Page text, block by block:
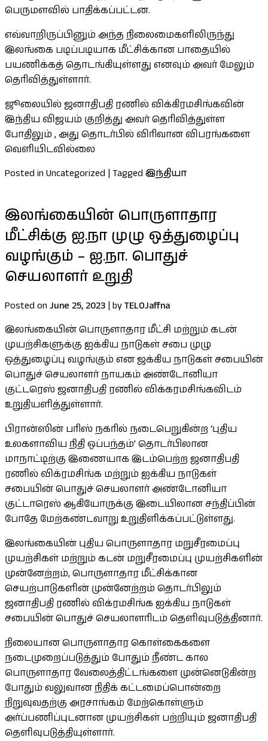
பெருமளவில் பாதிக்கப்பட்டன.
எவ்வாறிருப்பினும் அந்த நிலைமைகளிலிருந்து
இலங்கை படிப்படியாக மீட்சிக்கான பாதையில்
பயணிக்கத் தொடங்கியுள்ளது எனவும் அவர் மேலும்
தெரிவித்துள்ளார்.
ஜூலையில் ஜனாதிபதி ரணில் விக்கிரமசிங்கவின்
இந்திய விஜயம் குறித்து அவர் தெரிவித்துள்ள
போதிலும் , அது தொடர்பில் விரிவான விபரங்களை
வெளியிடவில்லை
Posted in Uncategorized | Tagged இந்தியா
இலங்கையின் பொருளாதார
மீட்சிக்கு ஐ.நா முழு ஒத்துழைப்பு
வழங்கும் – ஐ.நா. பொதுச்
செயலாளர் உறுதி
Posted on June 25, 2023 | byTELOJaffna
இலங்கையின் பொருளாதார மீட்சி மற்றும் கடன்
முயற்சிகளுக்கு ஐக்கிய நாடுகள் சபை முழு
ஒத்துழைப்பு வழங்கும் என ஜக்கிய நாடுகள் சபையின்
பொதுச் செயலாளர் நாயகம் அண்டோனியா
குட்டரெஸ் ஜனாதிபதி ரணில் விக்கரமசிங்கவிடம்
உறுதியளித்துள்ளார்.
பிரான்ஸின் பரிஸ் நகரில் நடைபெறுகின்ற ‘புதிய
உலகளாவிய நிதி ஒப்பந்தம்’ தொடர்பிலான
மாநாட்டிற்கு இணையாக இடம்பெற்ற ஜனாதிபதி
ரணில் விக்ரமசிங்க மற்றும் ஐக்கிய நாடுகள்
சபையின் பொதுச் செயலாளர் அண்டோனியா
குட்டாரெஸ் ஆகியோருக்கு இடையிலான சந்திப்பின்
போதே மேற்கண்டவாறு உறுதிளிக்கப்பட்டுள்ளது.
இலங்கையின் புதிய பொருளாதார மறுசீரமைப்பு
முயற்சிகள் மற்றும் கடன் மறுசீரமைப்பு முயற்சிகளின்
முன்னேற்றம், பொருளாதார மீட்சிக்கான
செயற்பாடுகளின் முன்னேற்றம் தொடர்பிலும்
ஜனாதிபதி ரணில் விக்ரமசிங்க ஐக்கிய நாடுகள்
சபையின் பொதுச் செயலாளரிடம் தெளிவுபடுத்தினார்.
நிலையான பொருளாதார கொள்கைகளை
நடைமுறைப்படுத்தும் போதும் நீண்ட கால
பொருளாதார வேலைத்திட்டங்களை முன்னெடுகின்ற
போதும் வலுவான நிதிக் கட்டமைப்பொன்றை
நிறுவுவதற்கு அரசாங்கம் மேற்கொள்ளும்
அர்ப்பணிப்புடனான முயற்சிகள் பற்றியும் ஜனாதிபதி
தெளிவுபடுத்தியுள்ளார்.